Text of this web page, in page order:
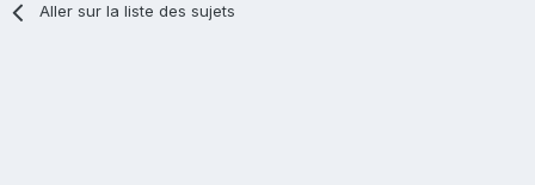
Aller sur la liste des sujets